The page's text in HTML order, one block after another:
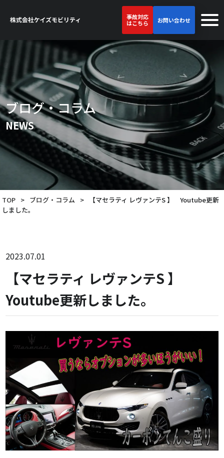
事故対応
はこちら
お問い合わせ
ブログ・コラム
NEWS
TOP > ブログ・コラム >
【マセラティ レヴァンテS 】 Youtube更新
しました。
2023.07.01
【マセラティ レヴァンテS 】
Youtube更新しました。